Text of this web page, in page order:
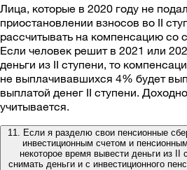
Лица, которые в 2020 году не
приостановлении взносов во II
рассчитывать на компенсацию со
Если человек решит в 2021 или
деньги из II ступени, то
не выплачивавшихся 4% будет
выплатой денег II ступени.
учитывается.
11. Если я разделю свои пенсионные
инвестиционным счетом и
некоторое время вывести деньги из II
снимать деньги и с инвестиционного